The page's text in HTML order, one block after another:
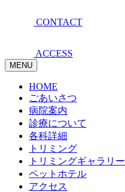
CONTACT
ACCESS
MENU
HOME
ごあいさつ
病院案内
診療について
各科詳細
トリミング
トリミングギャラリー
ペットホテル
アクセス